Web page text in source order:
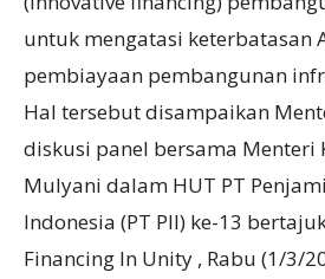
untuk mengatasi keterbatasan
pembiayaan pembangunan
Hal tersebut disampaikan
diskusi panel bersama Menteri
Mulyani dalam HUT PT
Indonesia (PT PII) ke-13
Financing In Unity , Rabu (1/3/